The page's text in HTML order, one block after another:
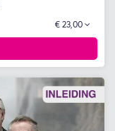
€ 23,00